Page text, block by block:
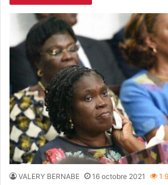
VALERY BERNABE 16 octobre 2021 1